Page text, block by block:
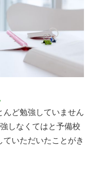
んど勉強していません
しなくてはと予備校
いただいたことがき